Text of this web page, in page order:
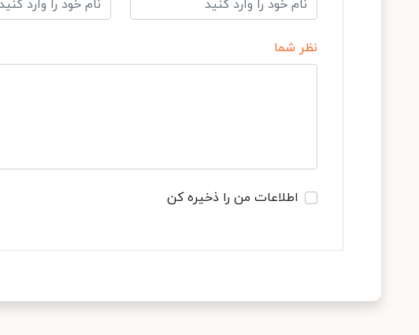
نظر شما
اطلاعات من را ذخیره کن